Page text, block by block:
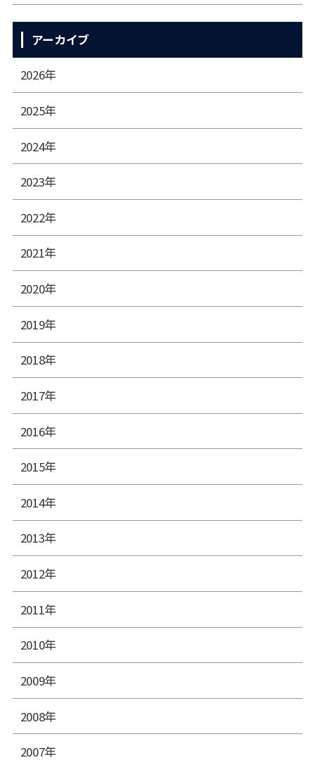
アーカイブ
2026年
2025年
2024年
2023年
2022年
2021年
2020年
2019年
2018年
2017年
2016年
2015年
2014年
2013年
2012年
2011年
2010年
2009年
2008年
2007年